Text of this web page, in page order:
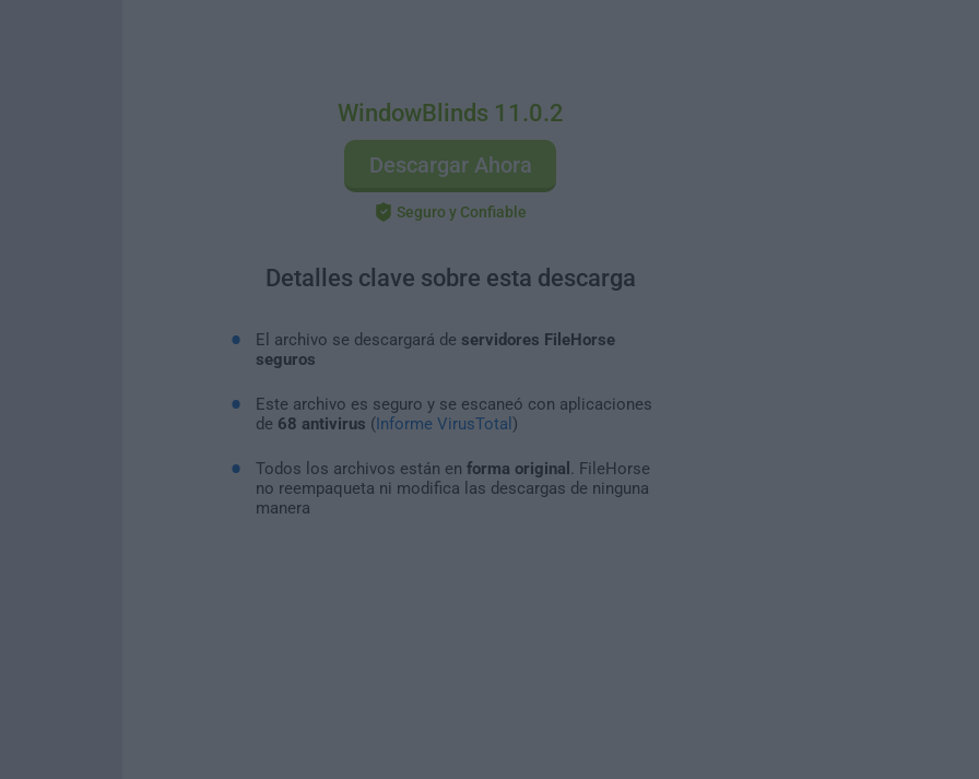
WindowBlinds 11.0.2
Descargar Ahora
Seguro y Confiable
Detalles clave sobre esta descarga
El archivo se descargará de servidores FileHorse
seguros
Este archivo es seguro y se escaneó con aplicaciones
de 68 antivirus (Informe VirusTotal )
Todos los archivos están en forma original
. FileHorse
no reempaqueta ni modifica las descargas de ninguna
manera